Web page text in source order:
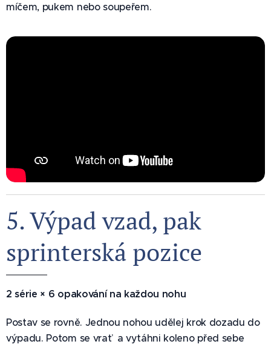
míčem, pukem nebo soupeřem.
5. Výpad vzad, pak
sprinterská pozice ⚡
2 série × 6 opakování na každou nohu
Postav se rovně. Jednou nohou udělej krok dozadu do
výpadu. Potom se vrať a vytáhni koleno před sebe